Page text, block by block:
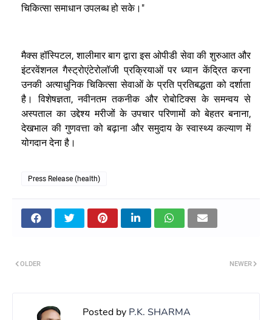
चिकित्सा समाधान उपलब्ध हो सके।"
मैक्स हॉस्पिटल, शालीमार बाग द्वारा इस ओपीडी सेवा की शुरुआत और
इंटरवेंशनल गैस्ट्रोएंटेरोलॉजी प्रक्रियाओं पर ध्यान केंद्रित करना
उनकी अत्याधुनिक चिकित्सा सेवाओं के प्रति प्रतिबद्धता को दर्शाता
है। विशेषज्ञता, नवीनतम तकनीक और रोबोटिक्स के समन्वय से
अस्पताल का उद्देश्य मरीजों के उपचार परिणामों को बेहतर बनाना,
देखभाल की गुणवत्ता को बढ़ाना और समुदाय के स्वास्थ्य कल्याण में
योगदान देना है।
Press Release (health)
NEWER
OLDER
Posted by P.K. SHARMA